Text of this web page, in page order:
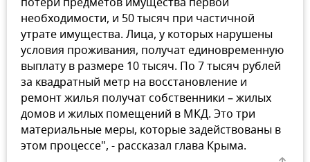
необходимости, и 50 тысяч при частичной
утрате имущества. Лица, у которых нарушены
условия проживания, получат единовременную
выплату в размере 10 тысяч. По 7 тысяч рублей
за квадратный метр на восстановление и
ремонт жилья получат собственники – жилых
домов и жилых помещений в МКД. Это три
материальные меры, которые задействованы в
этом процессе", - рассказал глава Крыма.